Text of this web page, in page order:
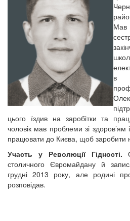
Мав
в
цього їздив на заробітки та
чоловік мав проблеми зі здоров’ям
працювати до Києва, щоб заробити
Участь у Революції Гідності.
столичного Євромайдану й
грудні 2013 року, але родині
розповідав.